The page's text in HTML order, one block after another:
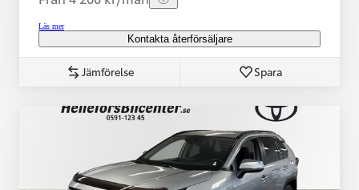
Läs mer
Kontakta återförsäljare
Jämförelse Spara